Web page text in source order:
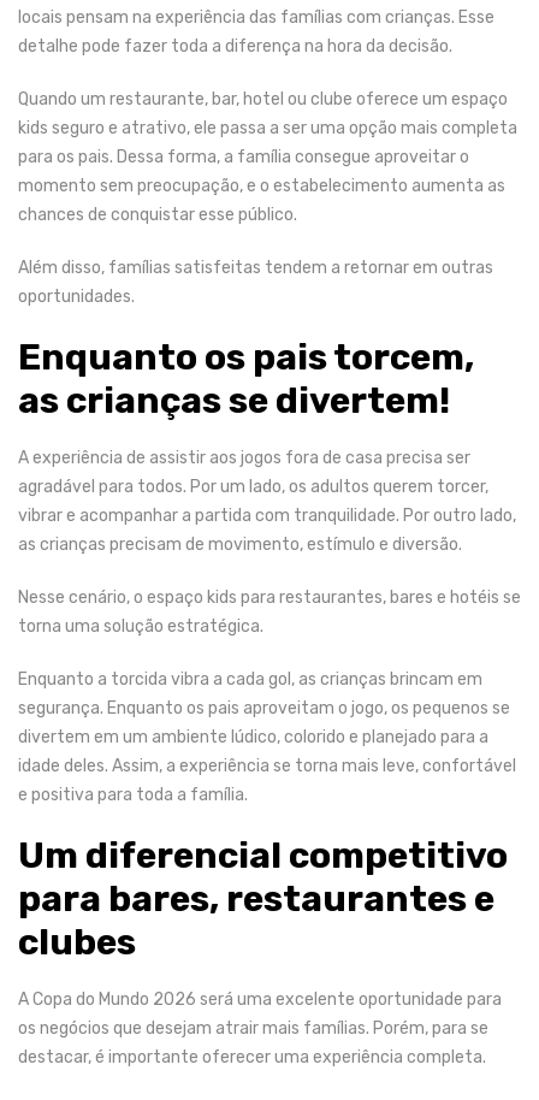
locais pensam na experiência das famílias com crianças. Esse
detalhe pode fazer toda a diferença na hora da decisão.
Quando um restaurante, bar, hotel ou clube oferece um espaço
kids seguro e atrativo, ele passa a ser uma opção mais completa
para os pais. Dessa forma, a família consegue aproveitar o
momento sem preocupação, e o estabelecimento aumenta as
chances de conquistar esse público.
Além disso, famílias satisfeitas tendem a retornar em outras
oportunidades.
Enquanto os pais torcem,
as crianças se divertem!
A experiência de assistir aos jogos fora de casa precisa ser
agradável para todos. Por um lado, os adultos querem torcer,
vibrar e acompanhar a partida com tranquilidade. Por outro lado,
as crianças precisam de movimento, estímulo e diversão.
Nesse cenário, o espaço kids para restaurantes, bares e hotéis se
torna uma solução estratégica.
Enquanto a torcida vibra a cada gol, as crianças brincam em
segurança. Enquanto os pais aproveitam o jogo, os pequenos se
divertem em um ambiente lúdico, colorido e planejado para a
idade deles. Assim, a experiência se torna mais leve, confortável
e positiva para toda a família.
Um diferencial competitivo
para bares, restaurantes e
clubes
A Copa do Mundo 2026 será uma excelente oportunidade para
os negócios que desejam atrair mais famílias. Porém, para se
destacar, é importante oferecer uma experiência completa.